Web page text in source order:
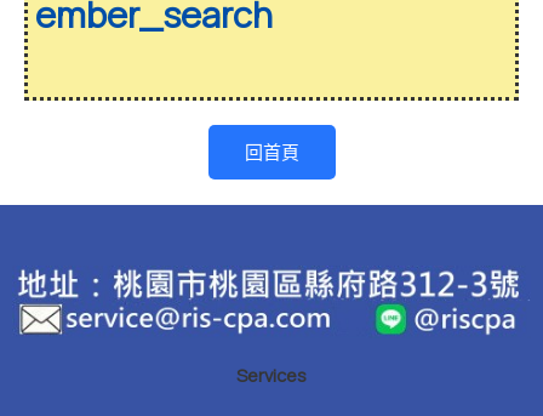
ember_search
回首頁
Services